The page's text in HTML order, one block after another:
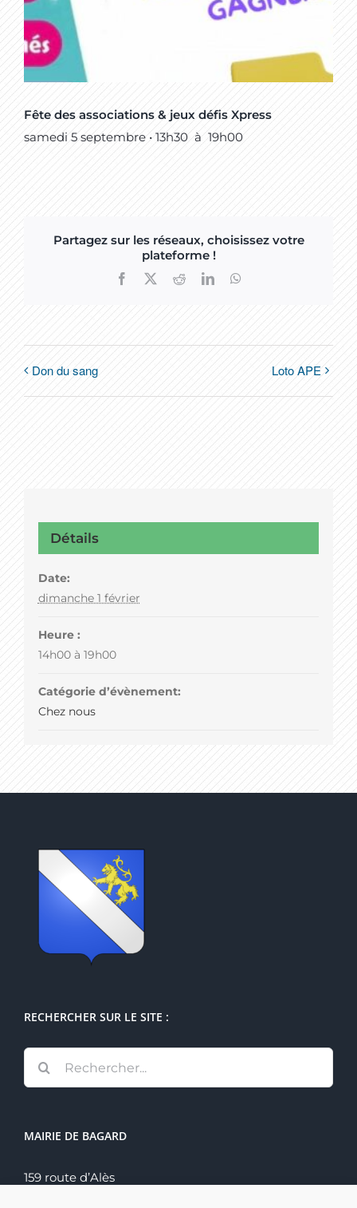
Fête des associations & jeux défis Xpress
samedi 5 septembre • 13h30 à 19h00
Partagez sur les réseaux, choisissez votre
plateforme !
Facebook RedditLinkedIn
Don du sang Loto APE
Détails
Date:
dimanche 1 février
Heure :
14h00 à 19h00
Catégorie d’évènement:
Chez nous
RECHERCHER SUR LE SITE :
MAIRIE DE BAGARD
159 route d’Alès